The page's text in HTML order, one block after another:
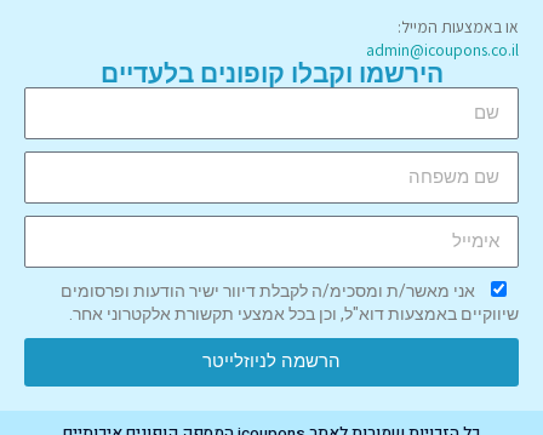
או באמצעות המייל:
admin@icoupons.co.il
הירשמו וקבלו קופונים בלעדיים
אני מאשר/ת ומסכימ/ה לקבלת דיוור ישיר הודעות ופרסומים
שיווקיים באמצעות דוא"ל, וכן בכל אמצעי תקשורת אלקטרוני אחר.
הרשמה לניוזלייטר